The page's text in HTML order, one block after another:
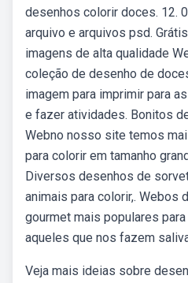
desenhos colorir doces. 12.
arquivo e arquivos psd.
imagens de alta qualidade
coleção de desenho de
imagem para imprimir para
e fazer atividades. Bonitos
Webno nosso site temos
para colorir em tamanho
Diversos desenhos de
animais para colorir,. Webos
gourmet mais populares
aqueles que nos fazem
Veja mais ideias sobre